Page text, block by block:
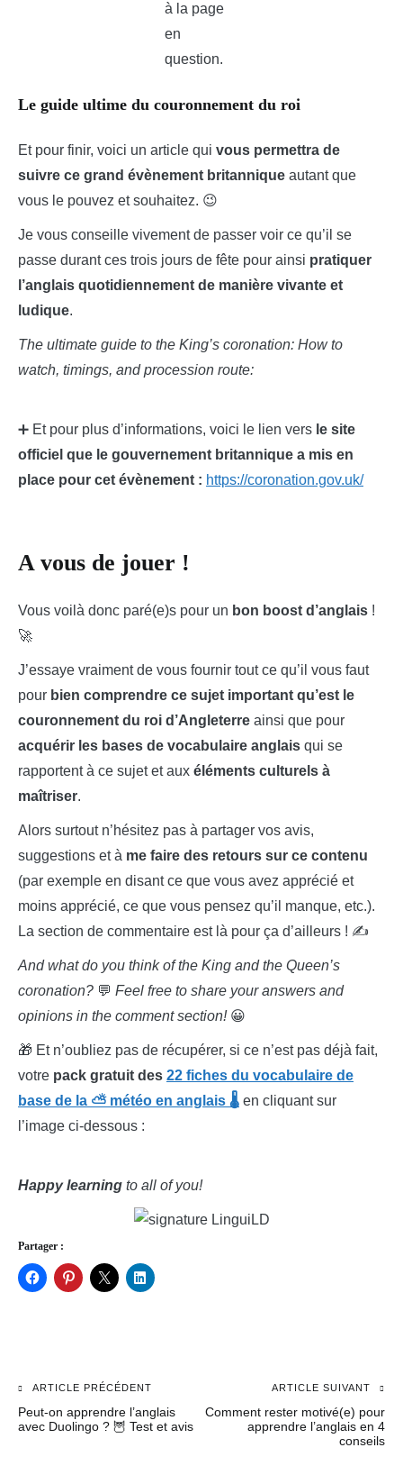
à la page
en
question.
Le guide ultime du couronnement du roi
Et pour finir, voici un article qui vous permettra de
suivre ce grand évènement britannique autant que
vous le pouvez et souhaitez. 😉
Je vous conseille vivement de passer voir ce qu’il se
passe durant ces trois jours de fête pour ainsi pratiquer
l’anglais quotidiennement de manière vivante et
ludique.
The ultimate guide to the King’s coronation: How to
watch, timings, and procession route:
➕ Et pour plus d’informations, voici le lien vers le site
officiel que le gouvernement britannique a mis en
place pour cet évènement : https://coronation.gov.uk/
A vous de jouer !
Vous voilà donc paré(e)s pour un bon boost d’anglais !
🚀
J’essaye vraiment de vous fournir tout ce qu’il vous faut
pour bien comprendre ce sujet important qu’est le
couronnement du roi d’Angleterre ainsi que pour
acquérir les bases de vocabulaire anglais qui se
rapportent à ce sujet et aux éléments culturels à
maîtriser.
Alors surtout n’hésitez pas à partager vos avis,
suggestions et à me faire des retours sur ce contenu
(par exemple en disant ce que vous avez apprécié et
moins apprécié, ce que vous pensez qu’il manque, etc.).
La section de commentaire est là pour ça d’ailleurs ! ✍
And what do you think of the King and the Queen’s
coronation? 💬 Feel free to share your answers and
opinions in the comment section! 😀
🎁 Et n’oubliez pas de récupérer, si ce n’est pas déjà fait,
votre pack gratuit des 22 fiches du vocabulaire de
base de la ⛅ météo en anglais 🌡️ en cliquant sur
l’image ci-dessous :
Happy learning to all of you!
Partager :
Navigation
de
ARTICLE PRÉCÉDENT
Peut-on apprendre l’anglais
avec Duolingo ? 🦉 Test et avis
ARTICLE SUIVANT
Comment rester motivé(e) pour
apprendre l’anglais en 4
conseils